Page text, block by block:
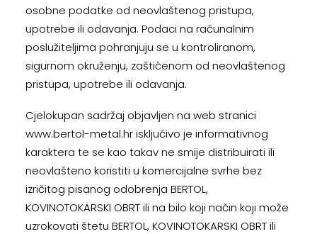
osobne podatke od neovlaštenog pristupa,
upotrebe ili odavanja. Podaci na računalnim
poslužiteljima pohranjuju se u kontroliranom,
sigurnom okruženju, zaštićenom od neovlaštenog
pristupa, upotrebe ili odavanja.
Cjelokupan sadržaj objavljen na web stranici
www.bertol-metal.hr isključivo je informativnog
karaktera te se kao takav ne smije distribuirati ili
neovlašteno koristiti u komercijalne svrhe bez
izričitog pisanog odobrenja BERTOL,
KOVINOTOKARSKI OBRT ili na bilo koji način koji može
uzrokovati štetu BERTOL, KOVINOTOKARSKI OBRT ili